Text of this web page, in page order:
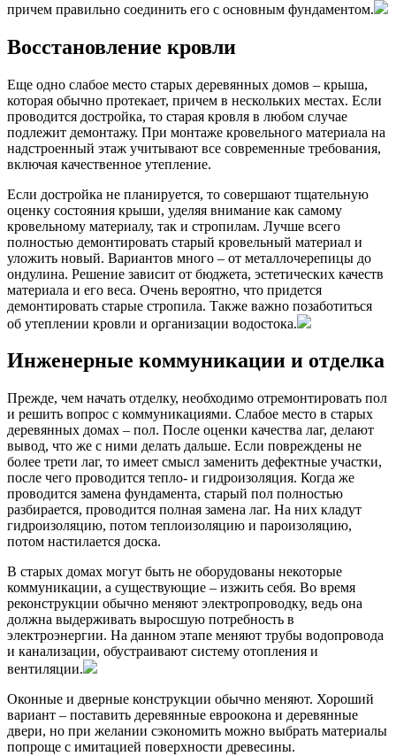
причем правильно соединить его с основным фундаментом.
Восстановление кровли
Еще одно слабое место старых деревянных домов – крыша,
которая обычно протекает, причем в нескольких местах. Если
проводится достройка, то старая кровля в любом случае
подлежит демонтажу. При монтаже кровельного материала на
надстроенный этаж учитывают все современные требования,
включая качественное утепление.
Если достройка не планируется, то совершают тщательную
оценку состояния крыши, уделяя внимание как самому
кровельному материалу, так и стропилам. Лучше всего
полностью демонтировать старый кровельный материал и
уложить новый. Вариантов много – от металлочерепицы до
ондулина. Решение зависит от бюджета, эстетических качеств
материала и его веса. Очень вероятно, что придется
демонтировать старые стропила. Также важно позаботиться
об утеплении кровли и организации водостока.
Инженерные коммуникации и отделка
Прежде, чем начать отделку, необходимо отремонтировать пол
и решить вопрос с коммуникациями. Слабое место в старых
деревянных домах – пол. После оценки качества лаг, делают
вывод, что же с ними делать дальше. Если повреждены не
более трети лаг, то имеет смысл заменить дефектные участки,
после чего проводится тепло- и гидроизоляция. Когда же
проводится замена фундамента, старый пол полностью
разбирается, проводится полная замена лаг. На них кладут
гидроизоляцию, потом теплоизоляцию и пароизоляцию,
потом настилается доска.
В старых домах могут быть не оборудованы некоторые
коммуникации, а существующие – изжить себя. Во время
реконструкции обычно меняют электропроводку, ведь она
должна выдерживать выросшую потребность в
электроэнергии. На данном этапе меняют трубы водопровода
и канализации, обустраивают систему отопления и
вентиляции.
Оконные и дверные конструкции обычно меняют. Хороший
вариант – поставить деревянные евроокона и деревянные
двери, но при желании сэкономить можно выбрать материалы
попроще с имитацией поверхности древесины.